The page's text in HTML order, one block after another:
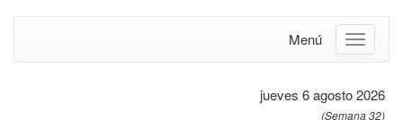
Menú
jueves 6 agosto 2026
(Semana 32)